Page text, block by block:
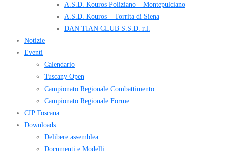
A.S.D. Kouros Poliziano – Montepulciano
A.S.D. Kouros – Torrita di Siena
DAN TIAN CLUB S.S.D. r.l.
Notizie
Eventi
Calendario
Tuscany Open
Campionato Regionale Combattimento
Campionato Regionale Forme
CIP Toscana
Downloads
Delibere assemblea
Documenti e Modelli